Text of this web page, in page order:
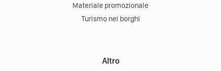
Materiale promozionale
Turismo nei borghi
Altro